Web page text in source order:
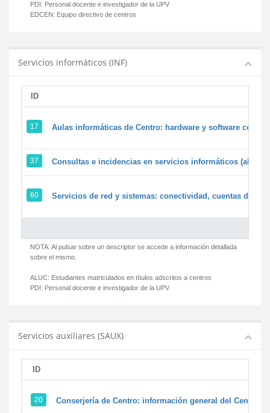
PDI: Personal docente e investigador de la UPV
EDCEN: Equipo directivo de centros
Servicios informáticos (INF)
ID
17 Aulas informáticas de Centro: hardware y software
37 Consultas e incidencias en servicios informáticos
60 Servicios de red y sistemas: conectividad, cuentas de
NOTA: Al pulsar sobre un descriptor se accede a información detallada
sobre el mismo.
ALUC: Estudiantes matriculados en títulos adscritos a centros
PDI: Personal docente e investigador de la UPV
Servicios auxiliares (SAUX)
ID
20 Conserjería de Centro: información general del Centro y